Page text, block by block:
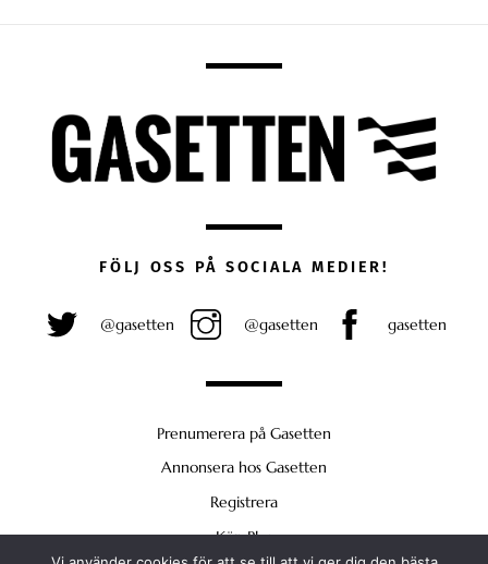
FÖLJ OSS PÅ SOCIALA MEDIER!
@gasetten @gasetten gasetten
Prenumerera på Gasetten
Annonsera hos Gasetten
Registrera
Köp Plus